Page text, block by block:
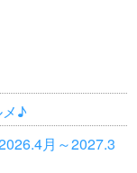
♪
月～2027.3